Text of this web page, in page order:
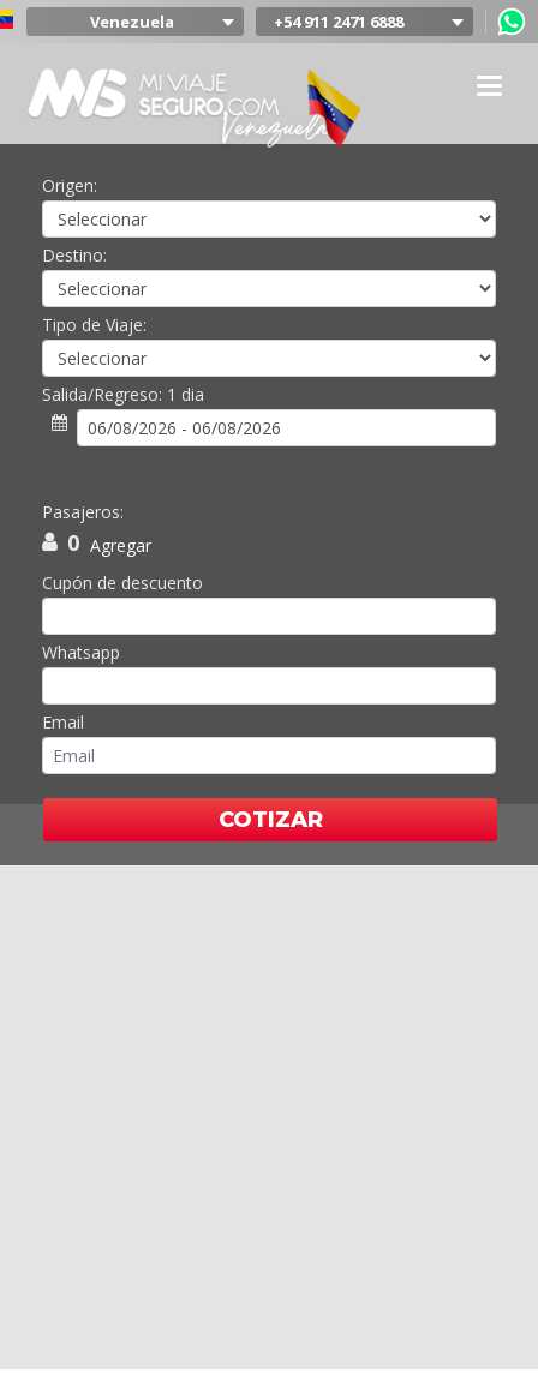
+54 911 2471 6888
Venezuela
Colombia
Mexico
Peru
Origen:
Destino:
Tipo de Viaje:
Salida/Regreso: 1 dia
Pasajeros:
0 Agregar
Cupón de descuento
Whatsapp
Email
COTIZAR